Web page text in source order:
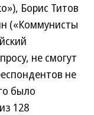
Борис Титов
(«Коммунисты
не смогут
не
было
128